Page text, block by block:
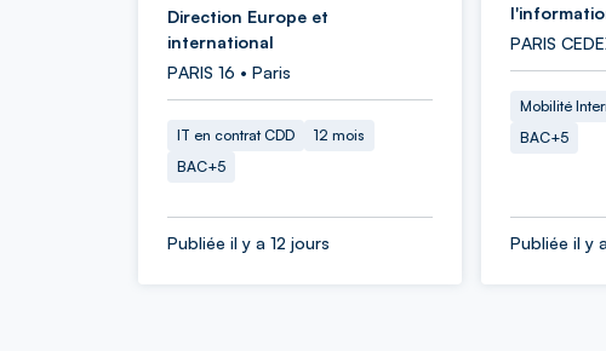
Direction Europe et
international
PARIS 16 • Paris
IT en contrat CDD
12 mois
BAC+5
Publiée il y a 12 jours
PARIS
Mobilité
BAC+5
Publiée il y